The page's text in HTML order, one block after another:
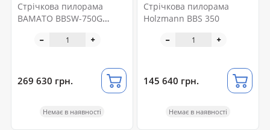
Стрічкова пилорама
BAMATO BBSW-750G
269 630 грн.
Немає в наявності
Стрічкова пилорама
Holzmann BBS 350
145 640 грн.
Немає в наявності